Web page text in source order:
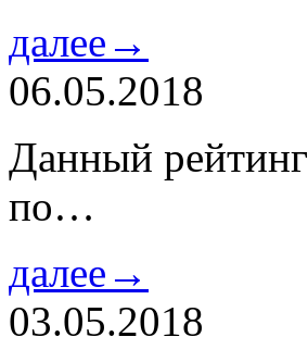
далее→
06.05.2018
Данный рейтинг
по…
далее→
03.05.2018